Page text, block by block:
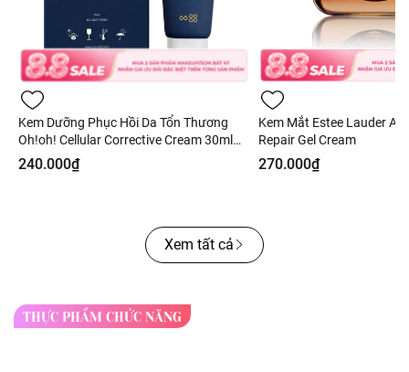
Kem Dưỡng Phục Hồi Da Tổn Thương
Oh!oh! Cellular Corrective Cream 30ml
Fullbox - Hàng Công Ty
240.000₫
Kem Mắt Estee Lauder
Repair Gel Cream
270.000₫
Xem tất cả
THỰC PHẨM CHỨC NĂNG